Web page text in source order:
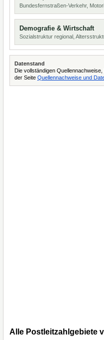
Bundesfernstraßen-Verkehr,
Demografie & Wirtschaft
Sozialstruktur regional,
Datenstand
Die vollständigen
der Seite Quellennachweise und
Alle Postleitzahlgebiete